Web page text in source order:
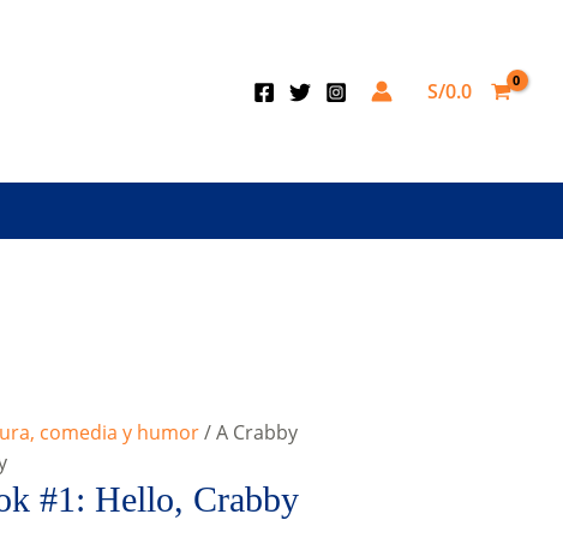
S/0.0
comedia y humor/ A Crabby
#1: Hello, Crabby